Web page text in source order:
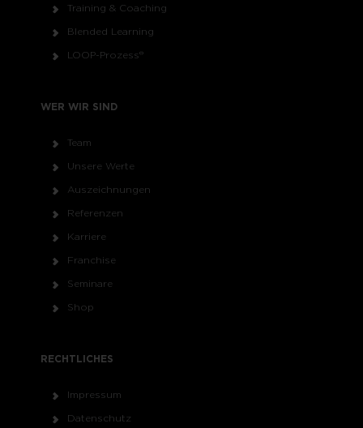
Training & Coaching
Blended Learning
LOOP-Prozess®
WER WIR SIND
Team
Unsere Werte
Auszeichnungen
Referenzen
Karriere
Franchise
Seminare
Shop
RECHTLICHES
Impressum
Datenschutz